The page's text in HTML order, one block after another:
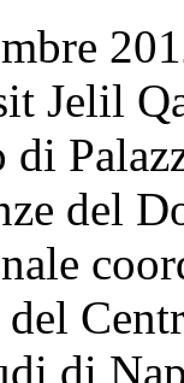
Jelil
di
del
di